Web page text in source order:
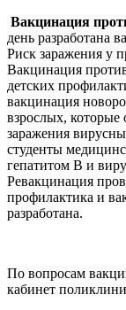
Вакцинация
день разработана
Риск заражения у
Вакцинация
детских
вакцинация
взрослых, которые
заражения
студенты
гепатитом В и
Ревакцинация
профилактика и
разработана.
По вопросам
кабинет